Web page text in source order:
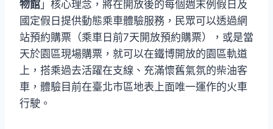
物館 」核心理念，將在開放後的每個週末例假日及
國定假日提供動態乘車體驗服務，民眾可以透過網
站預約購票（乘車日前7天開放預約購票），或是當
天於園區現場購票，就可以在鐵博開放的園區軌道
上，搭乘過去活躍在支線、充滿懷舊氣氛的柴油客
車，體驗目前在臺北市區地表上面唯一運作的火車
行駛。